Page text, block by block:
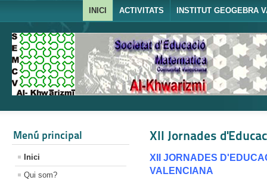
INICI ACTIVITATS INSTITUT GEOGEBRA
Menú principal
Inici
Qui som?
XII Jornades
XII JORNADES
VALENCIANA